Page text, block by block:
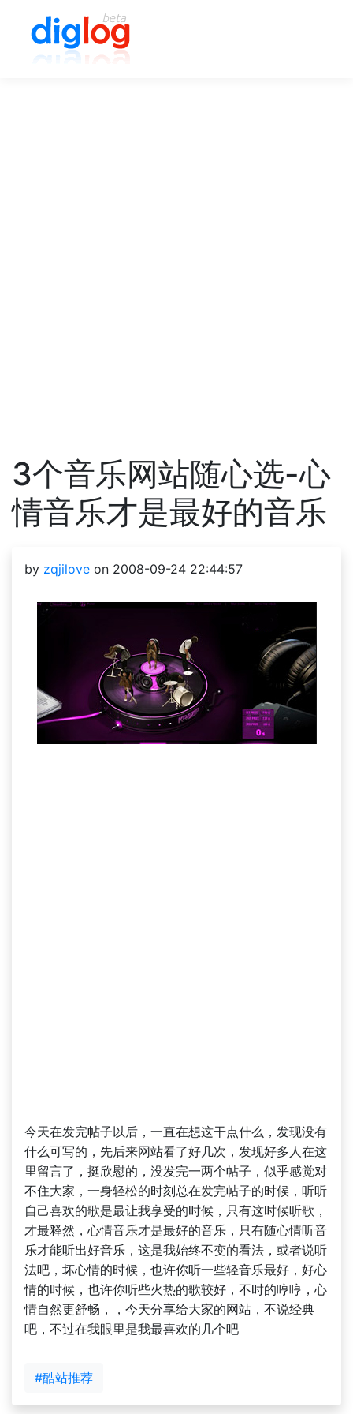
3个音乐网站随心选-心
情音乐才是最好的音乐
by zqjilove on 2008-09-24 22:44:57
今天在发完帖子以后，一直在想这干点什么，发现没有
什么可写的，先后来网站看了好几次，发现好多人在这
里留言了，挺欣慰的，没发完一两个帖子，似乎感觉对
不住大家，一身轻松的时刻总在发完帖子的时候，听听
自己喜欢的歌是最让我享受的时候，只有这时候听歌，
才最释然，心情音乐才是最好的音乐，只有随心情听音
乐才能听出好音乐，这是我始终不变的看法，或者说听
法吧，坏心情的时候，也许你听一些轻音乐最好，好心
情的时候，也许你听些火热的歌较好，不时的哼哼，心
情自然更舒畅，，今天分享给大家的网站，不说经典
吧，不过在我眼里是我最喜欢的几个吧
#酷站推荐